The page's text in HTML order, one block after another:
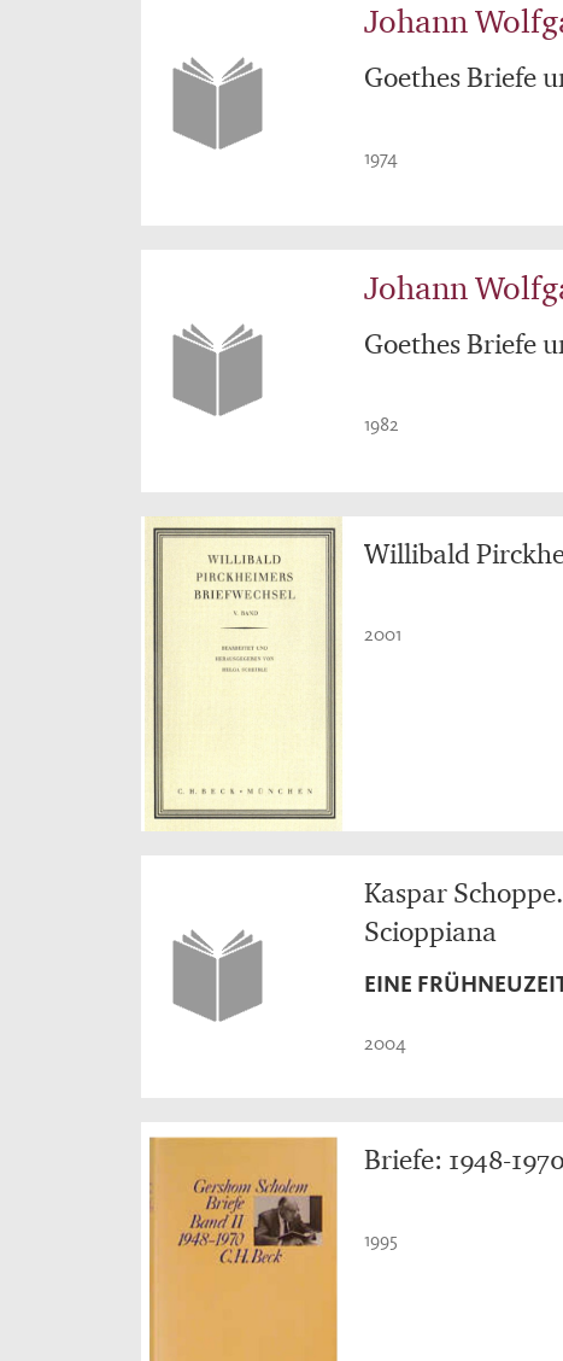
Johann
Goethes Briefe
1974
Johann
Goethes Briefe
1982
Willibald
2001
Kaspar
Scioppiana
EINE
2004
Briefe: 1948-1970
1995